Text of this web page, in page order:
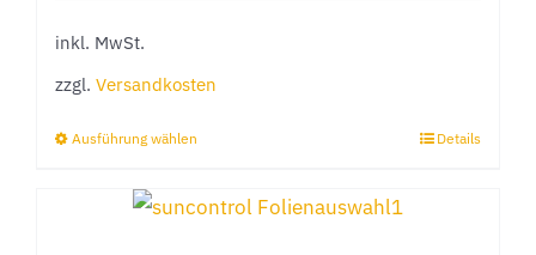
auf
gewählt
inkl. MwSt.
zzgl. Versandkosten
Ausführung wählen
weist
Details